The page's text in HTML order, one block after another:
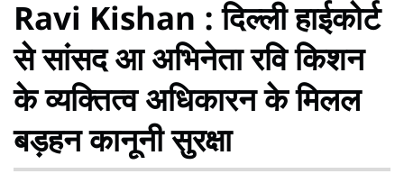
Ravi Kishan : दिल्ली हाईकोर्ट
से सांसद आ अभिनेता रवि किशन
के व्यक्तित्व अधिकारन के मिलल
बड़हन कानूनी सुरक्षा